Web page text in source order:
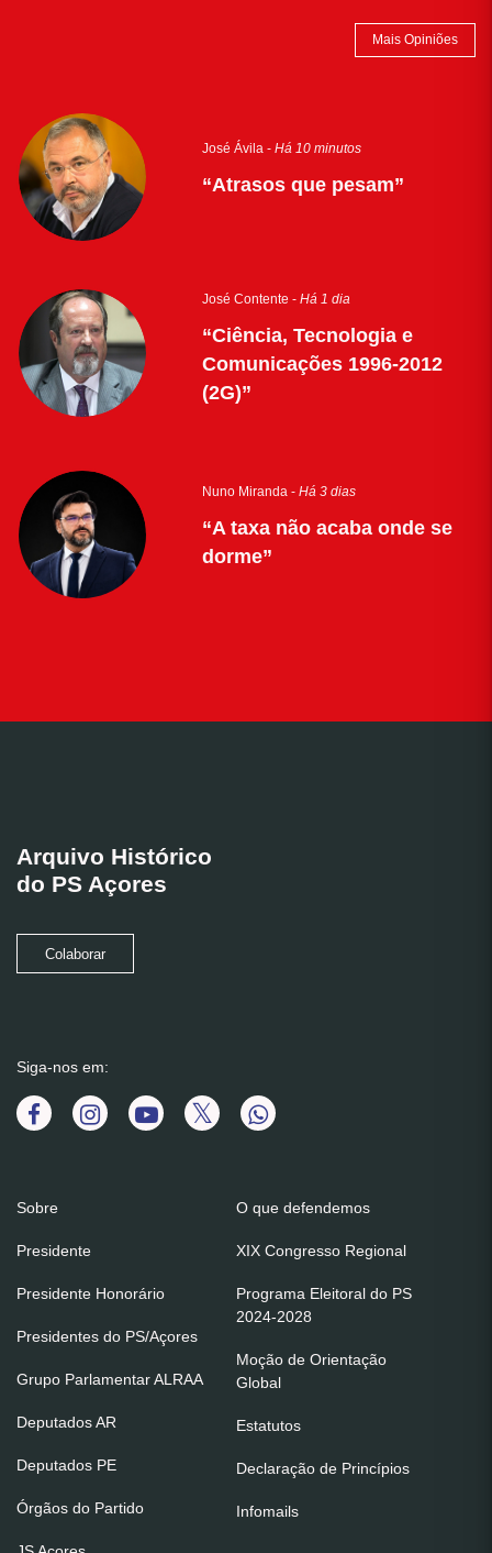
Mais Opiniões
José Ávila - Há 10 minutos
“Atrasos que pesam”
José Contente - Há 1 dia
“Ciência, Tecnologia e
Comunicações 1996-2012
(2G)”
Nuno Miranda - Há 3 dias
“A taxa não acaba onde se
dorme”
Arquivo Histórico
do PS Açores
Colaborar
Siga-nos em:
Sobre
Presidente
Presidente Honorário
Presidentes do PS/Açores
Grupo Parlamentar ALRAA
Deputados AR
Deputados PE
Órgãos do Partido
O que defendemos
XIX Congresso Regional
Programa Eleitoral do PS
2024-2028
Moção de Orientação
Global
Estatutos
Declaração de Princípios
Infomails